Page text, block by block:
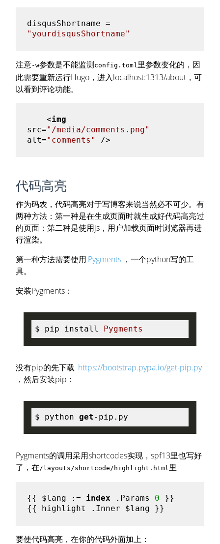
"yourdisqusShortname"
注意-w参数是不能监测config.toml里参数变化的，因
此需要重新运行Hugo，进入localhost:1313/about，可
以看到评论功能。
<img
src="/media/comments.png"
alt="comments" />
代码高亮
作为码农，代码高亮对于写博客来说当然必不可少。有
两种方法：第一种是在生成页面时就生成好代码高亮过
的页面；第二种是使用js，用户加载页面时浏览器再进
行渲染。
第一种方法需要使用 Pygments ，一个python写的工
具。
安装Pygments：
$ pip install Pygments
没有pip的先下载 https://bootstrap.pypa.io/get-pip.py
，然后安装pip：
$ python get
Pygments的调用采用shortcodes实现，spf13里也写好
了，在/layouts/shortcode/highlight.html里
{{ $lang := index .Params 0 }}
{{ highlight .Inner $lang
要使代码高亮，在你的代码外面加上：